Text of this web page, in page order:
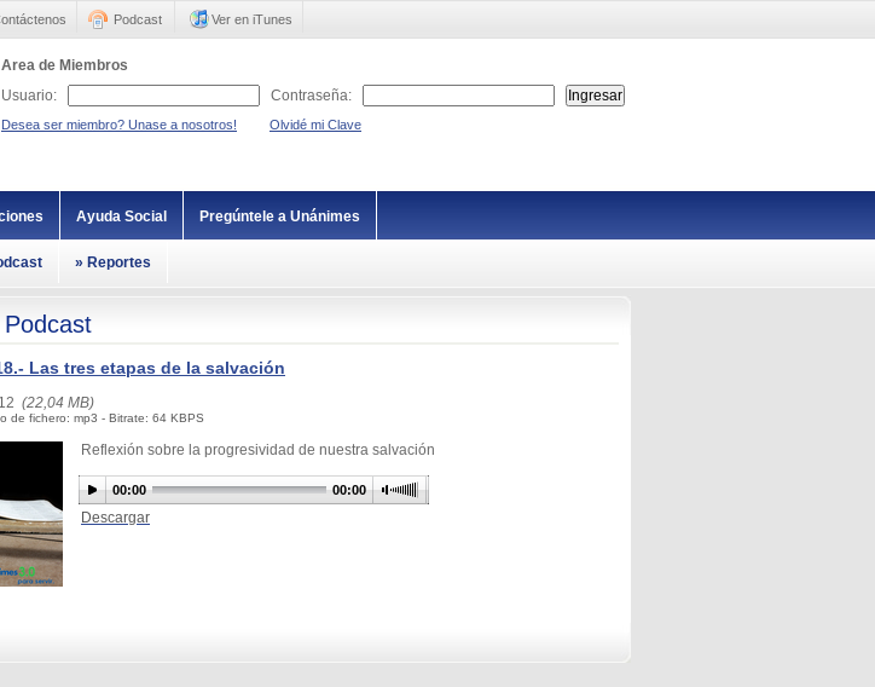
Podcast Ver en iTunes
Area de Miembros
Usuario:
Contraseña:
Desea ser miembro? Unase a nosotros! Olvidé mi Clave
Ayuda Social Pregúntele a Unánimes
» Reportes
Las tres etapas de la salvación
(22,04 MB)
de fichero: mp3 - Bitrate: 64 KBPS
Reflexión sobre la progresividad de nuestra salvación
00:00 00:00
Descargar